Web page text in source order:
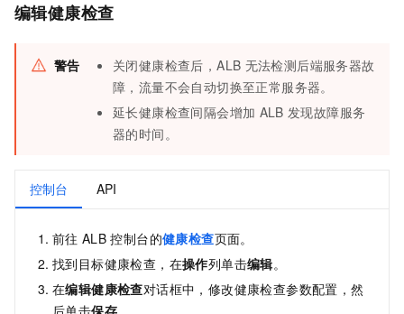
编辑健康检查
警告 关闭健康检查后，ALB 无法检测后端服务器故
障，流量不会自动切换至正常服务器。
延长健康检查间隔会增加 ALB 发现故障服务
器的时间。
控制台 API
前往 ALB 控制台的健康检查页面。
找到目标健康检查，在操作列单击编辑。
在编辑健康检查对话框中，修改健康检查参数配置，然